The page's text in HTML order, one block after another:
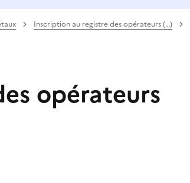
Inscription au registre des opérateurs (…)
opérateurs